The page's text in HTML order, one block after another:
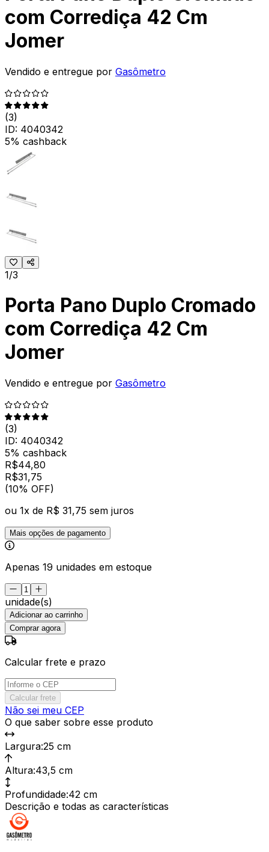
com Corrediça 42 Cm
Jomer
Vendido e entregue por Gasômetro
(3)
ID: 4040342
5% cashback
1/3
Porta Pano Duplo Cromado
com Corrediça 42 Cm
Jomer
Vendido e entregue por Gasômetro
(3)
ID: 4040342
5% cashback
R$44,80
R$31,75
(10% OFF)
ou 1x de R$ 31,75 sem juros
Mais opções de pagamento
Apenas 19 unidades em estoque
unidade(s)
Adicionar ao carrinho
Comprar agora
Calcular frete e prazo
Calcular frete
Não sei meu CEP
O que saber sobre esse produto
Largura:25 cm
Altura:43,5 cm
Profundidade:42 cm
Descrição e todas as características